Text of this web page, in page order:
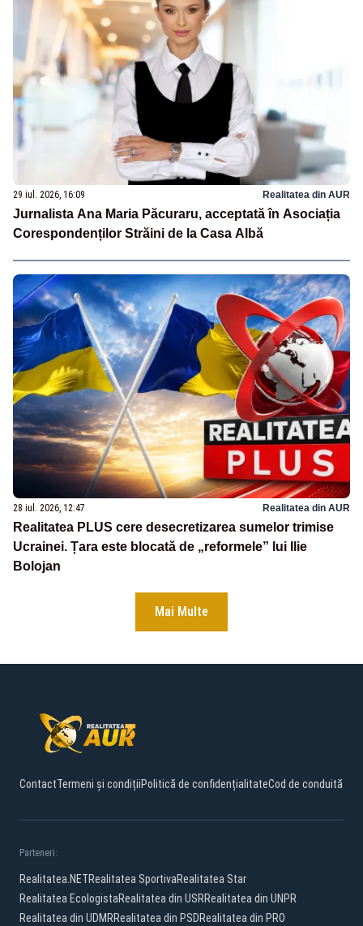
29 iul. 2026, 16:09 Realitatea din AUR
Jurnalista Ana Maria Păcuraru, acceptată în Asociația
Corespondenților Străini de la Casa Albă
28 iul. 2026, 12:47 Realitatea din AUR
Realitatea PLUS cere desecretizarea sumelor trimise
Ucrainei. Țara este blocată de „reformele” lui Ilie
Bolojan
Mai Multe
ContactTermeni și condițiiPolitică de confidențialitateCod de conduită
Parteneri:
Realitatea.NETRealitatea SportivaRealitatea Star
Realitatea EcologistaRealitatea din USRRealitatea din UNPR
Realitatea din UDMRRealitatea din PSDRealitatea din PRO